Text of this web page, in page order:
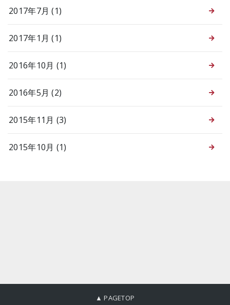
2017年7月 (1)
2017年1月 (1)
2016年10月 (1)
2016年5月 (2)
2015年11月 (3)
2015年10月 (1)
▲ PAGETOP